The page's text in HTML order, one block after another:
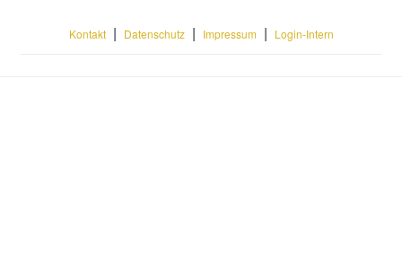
Kontakt| Datenschutz| Impressum| Login-Intern